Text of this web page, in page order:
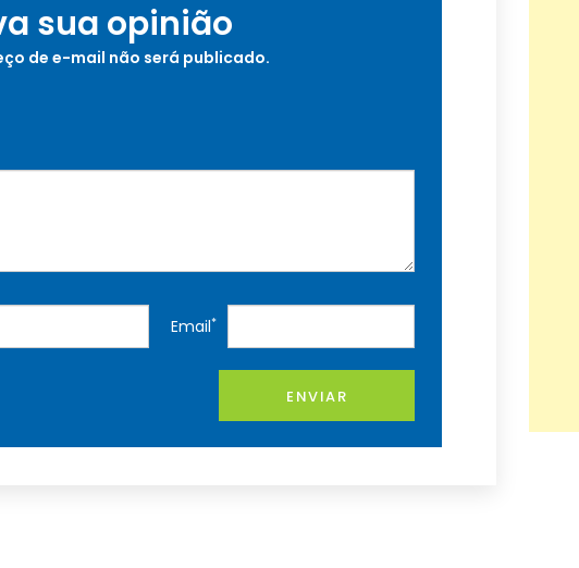
sua opinião
de e-mail não será publicado.
Email*
ENVIAR